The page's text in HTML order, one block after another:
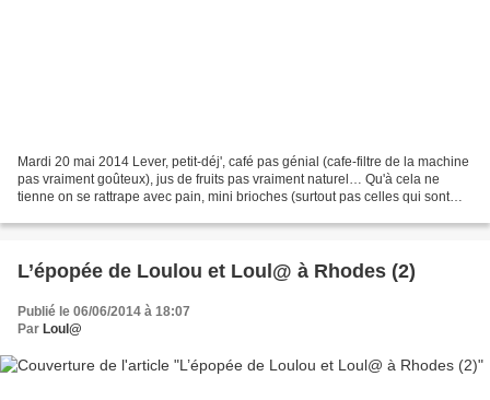
Mardi 20 mai 2014 Lever, petit-déj', café pas génial (cafe-filtre de la machine
pas vraiment goûteux), jus de fruits pas vraiment naturel… Qu'à cela ne
tienne on se rattrape avec pain, mini brioches (surtout pas celles qui sont
L’épopée de Loulou et Loul@ à Rhodes (2)
Publié le 06/06/2014 à 18:07
Par Loul@